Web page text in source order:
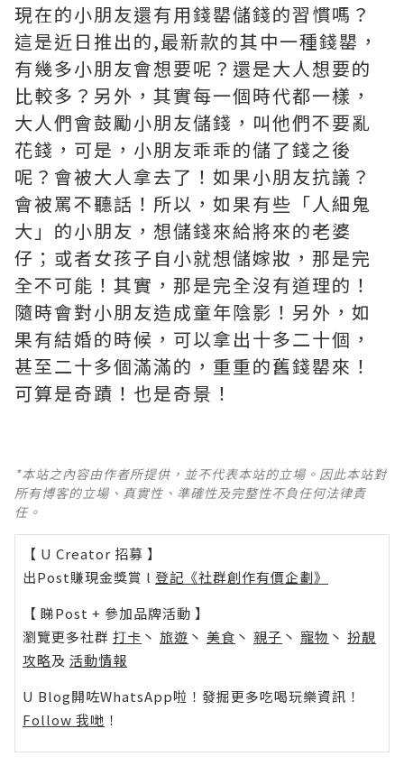
現在的小朋友還有用錢罌儲錢的習慣嗎？
這是近日推出的,最新款的其中一種錢罌，
有幾多小朋友會想要呢？還是大人想要的
比較多？另外，其實每一個時代都一樣，
大人們會鼓勵小朋友儲錢，叫他們不要亂
花錢，可是，小朋友乖乖的儲了錢之後
呢？會被大人拿去了！如果小朋友抗議？
會被罵不聽話！所以，如果有些「人細鬼
大」的小朋友，想儲錢來給將來的老婆
仔；或者女孩子自小就想儲嫁妝，那是完
全不可能！其實，那是完全沒有道理的！
隨時會對小朋友造成童年陰影！另外，如
果有結婚的時候，可以拿出十多二十個，
甚至二十多個滿滿的，重重的舊錢罌來！
可算是奇蹟！也是奇景！
*本站之內容由作者所提供，並不代表本站的立場。因此本站對
所有博客的立場、真實性、準確性及完整性不負任何法律責
任。
【 U Creator 招募 】
出Post賺現金獎賞 l 登記《社群創作有價企劃》
【 睇Post + 參加品牌活動 】
瀏覽更多社群 打卡 丶 旅遊 丶 美食 丶 親子 丶 寵物 丶 扮靚
攻略及 活動情報
U Blog開咗WhatsApp啦！發掘更多吃喝玩樂資訊！
Follow 我哋 ！